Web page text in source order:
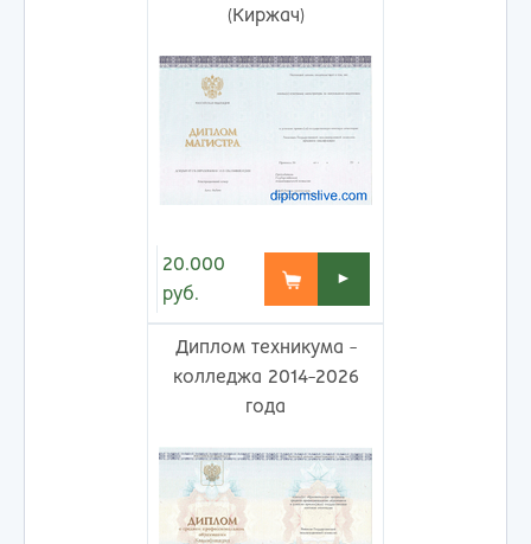
(Киржач)
20.000
руб.
►
Диплом техникума -
колледжа 2014-2026
года